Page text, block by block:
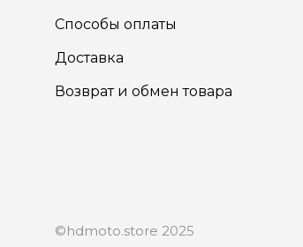
Способы оплаты
Доставка
Возврат и обмен товара
©hdmoto.store 2025